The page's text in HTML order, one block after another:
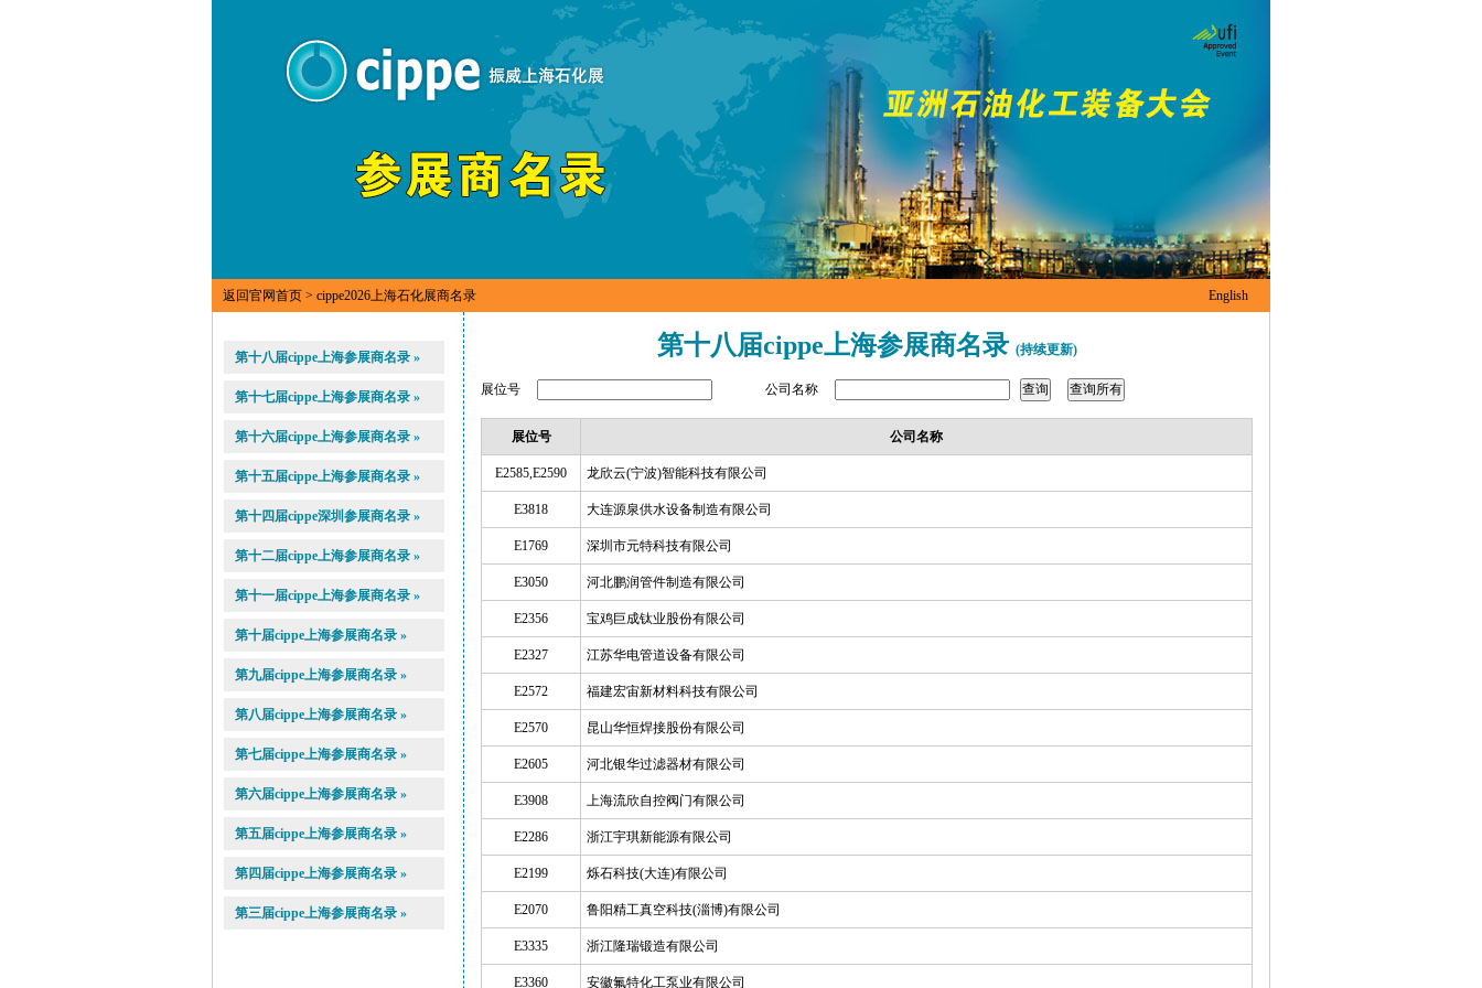
返回官网首页 > cippe2026上海石化展商名录 English
第十八届cippe上海参展商名录 »
第十七届cippe上海参展商名录 »
第十六届cippe上海参展商名录 »
第十五届cippe上海参展商名录 »
第十四届cippe深圳参展商名录 »
第十二届cippe上海参展商名录 »
第十一届cippe上海参展商名录 »
第十届cippe上海参展商名录 »
第九届cippe上海参展商名录 »
第八届cippe上海参展商名录 »
第七届cippe上海参展商名录 »
第六届cippe上海参展商名录 »
第五届cippe上海参展商名录 »
第四届cippe上海参展商名录 »
第三届cippe上海参展商名录 »
第十八届cippe上海参展商名录 (持续更新)
展位号 公司名称
展位号 公司名称
E2585,E2590 龙欣云(宁波)智能科技有限公司
E3818 大连源泉供水设备制造有限公司
E1769 深圳市元特科技有限公司
E3050 河北鹏润管件制造有限公司
E2356 宝鸡巨成钛业股份有限公司
E2327 江苏华电管道设备有限公司
E2572 福建宏宙新材料科技有限公司
E2570 昆山华恒焊接股份有限公司
E2605 河北银华过滤器材有限公司
E3908 上海流欣自控阀门有限公司
E2286 浙江宇琪新能源有限公司
E2199 烁石科技(大连)有限公司
E2070 鲁阳精工真空科技(淄博)有限公司
E3335 浙江隆瑞锻造有限公司
E3360 安徽氟特化工泵业有限公司